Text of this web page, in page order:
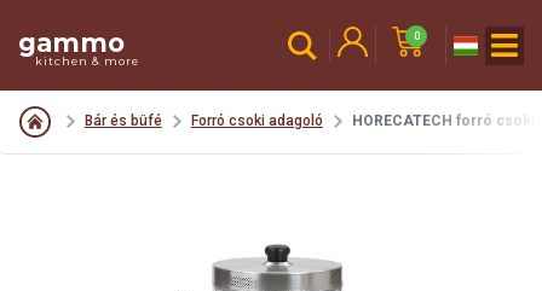
gammo
kitchen & more
0
Bár és büfé Forró csoki adagoló HORECATECH forró